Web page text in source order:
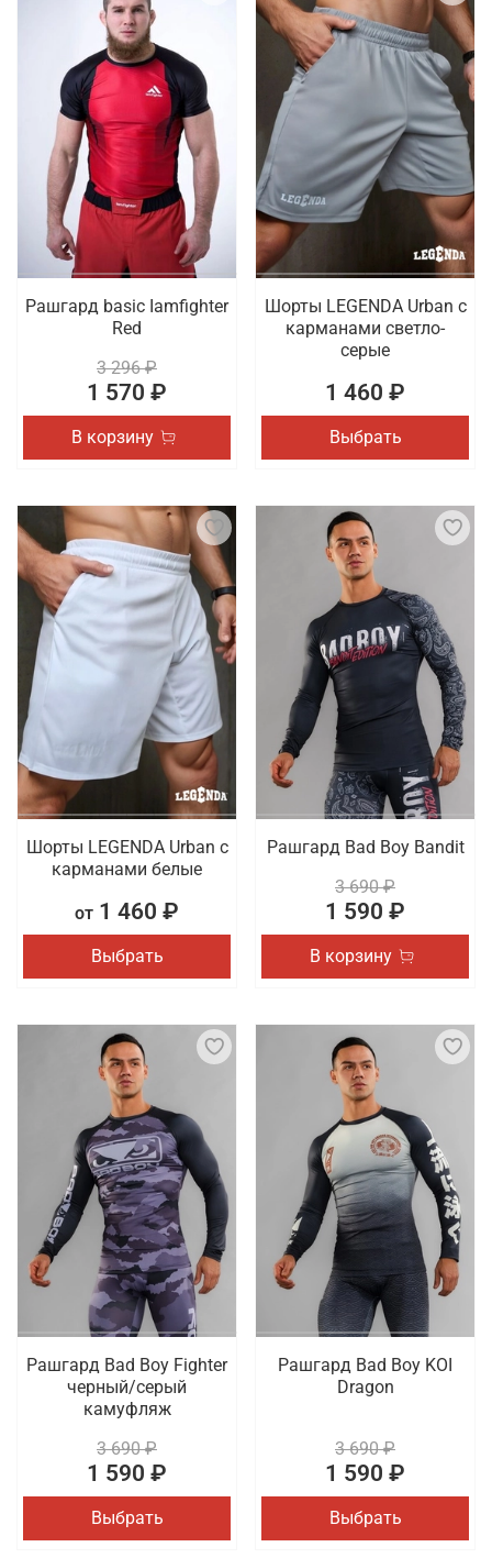
Рашгард basic Iamfighter
Red
3 296 ₽
1 570 ₽
В корзину
Шорты LEGENDA Urban c
карманами светло-
серые
1 460 ₽
Выбрать
Шорты LEGENDA Urban c
карманами белые
от 1 460 ₽
Выбрать
Рашгард Bad Boy Bandit
3 690 ₽
1 590 ₽
В корзину
Рашгард Bad Boy Fighter
черный/серый
камуфляж
3 690 ₽
1 590 ₽
Выбрать
Рашгард Bad Boy KOI
Dragon
3 690 ₽
1 590 ₽
Выбрать